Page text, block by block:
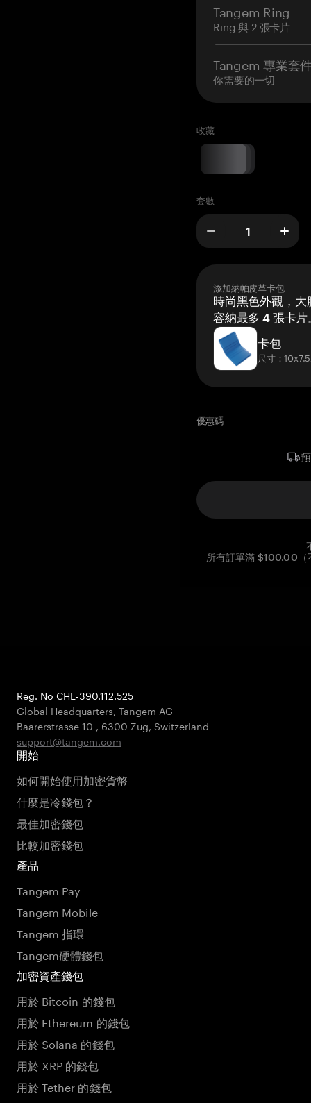
Tangem Ring
Ring 與 2 張卡片
Tangem 專業套
你需要的一切
收藏
套數
添加納帕皮革卡包
時尚黑色外觀，大
容納最多 4 張卡片
卡包
尺寸：
優惠碼
所有訂單滿 $100.00（
Reg. No CHE-390.112.525
Global Headquarters, Tangem AG
Baarerstrasse 10 , 6300 Zug, Switzerland
support@tangem.com
開始
如何開始使用加密貨幣
什麼是冷錢包？
最佳加密錢包
比較加密錢包
產品
Tangem Pay
Tangem Mobile
Tangem 指環
Tangem硬體錢包
加密資產錢包
用於 Bitcoin 的錢包
用於 Ethereum 的錢包
用於 Solana 的錢包
用於 XRP 的錢包
用於 Tether 的錢包